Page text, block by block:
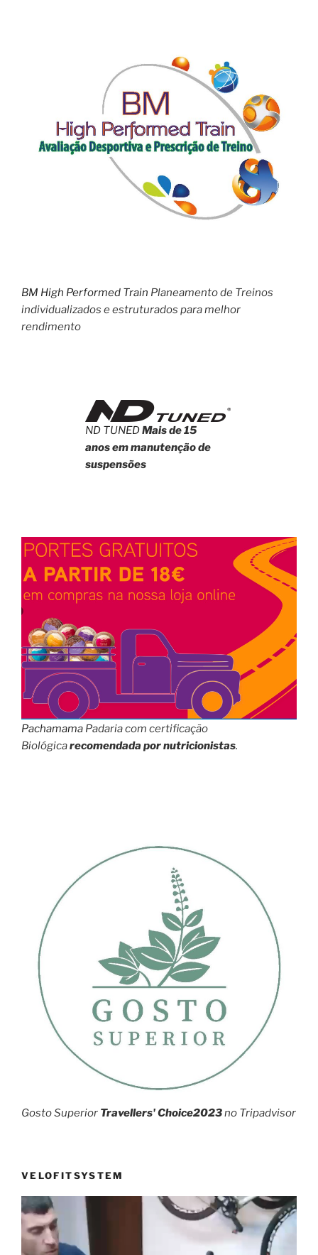
BM High Performed Train Planeamento de Treinos
individualizados e estruturados para melhor
rendimento
ND TUNEDMais de 15
anos em manutenção de
suspensões
Pachamama Padaria com certificação
Biológicarecomendada por nutricionistas.
Gosto Superior Travellers' Choice2023no Tripadvisor
VELOFITSYSTEM
Reprodutor
de
vídeo